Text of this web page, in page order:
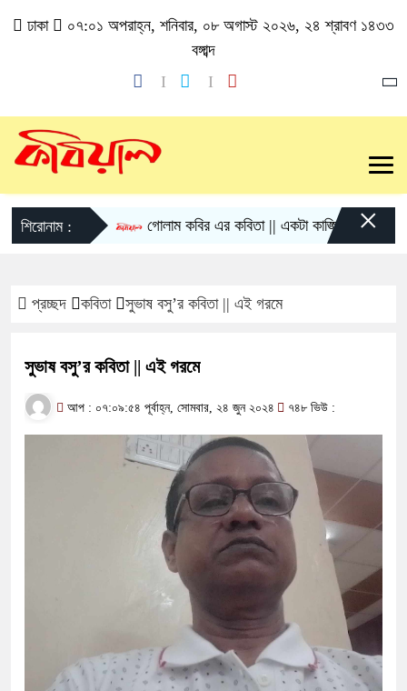
ঢাকা
০৭:০১ অপরাহ্ন, শনিবার, ০৮ অগাস্ট ২০২৬, ২৪ শ্রাবণ ১৪৩৩
বঙ্গাব্দ
শিরোনাম : গোলাম কবির এর কবিতা || একটা কাঙ্ক্ষিত স্বপ্নের গল্প
×
প্রচ্ছদ কবিতা সুভাষ‌‌ বসু’র কবিতা || এই গরমে
সুভাষ‌‌ বসু’র কবিতা || এই গরমে
আপ : ০৭:০৯:৫৪ পূর্বাহ্ন, সোমবার, ২৪ জুন ২০২৪ ৭৪৮ ভিউ :